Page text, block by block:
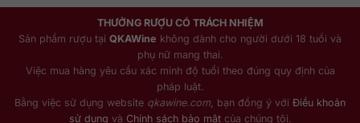
THƯỞNG RƯỢU CÓ TRÁCH NHIỆM
Sản phẩm rượu tại QKAWine không dành cho người dưới 18 tuổi và
phụ nữ mang thai.
Việc mua hàng yêu cầu xác minh độ tuổi theo đúng quy định của
pháp luật.
Bằng việc sử dụng website qkawine.com , bạn đồng ý với Điều khoản
sử dụng và Chính sách bảo mậtcủa chúng tôi.